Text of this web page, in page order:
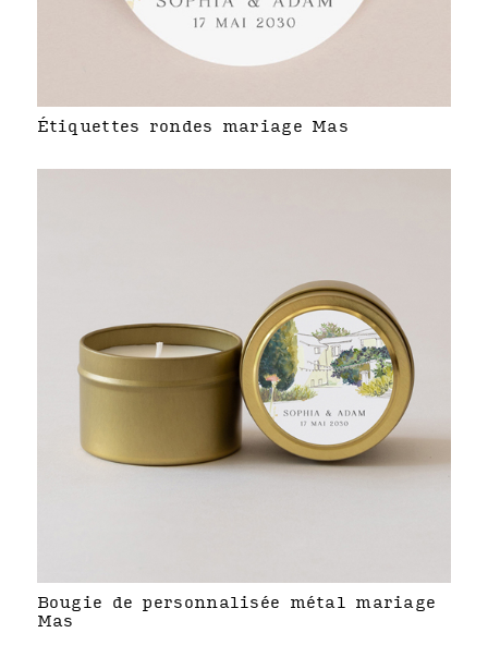
Étiquettes rondes mariage Mas
Bougie de personnalisée métal mariage
Mas